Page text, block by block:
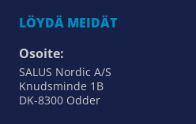
LÖYDÄ MEIDÄT
Osoite:
SALUS Nordic A/S
Knudsminde 1B
DK-8300 Odder